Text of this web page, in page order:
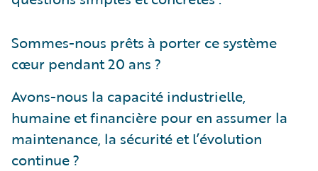
Sommes-nous prêts à porter ce système
cœur pendant 20 ans ?
Avons-nous la capacité industrielle,
humaine et financière pour en assumer la
maintenance, la sécurité et l’évolution
continue ?